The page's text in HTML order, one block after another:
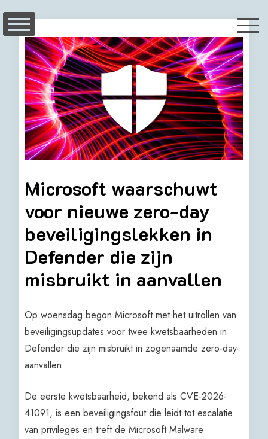
content
Microsoft waarschuwt
voor nieuwe zero-day
beveiligingslekken in
Defender die zijn
misbruikt in aanvallen
Op woensdag begon Microsoft met het uitrollen van
beveiligingsupdates voor twee kwetsbaarheden in
Defender die zijn misbruikt in zogenaamde zero-day-
aanvallen.
De eerste kwetsbaarheid, bekend als CVE-2026-
41091, is een beveiligingsfout die leidt tot escalatie
van privileges en treft de Microsoft Malware